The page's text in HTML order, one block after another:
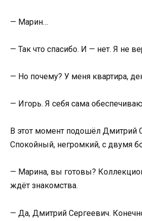
— Марин…
— Так что спасибо. И — нет. Я не
— Но почему? У меня квартира,
— Игорь. Я себя сама
В этот момент подошёл Дмитрий
Спокойный, негромкий, с двумя
— Марина, вы готовы?
ждёт знакомства.
— Да, Дмитрий Сергеевич.